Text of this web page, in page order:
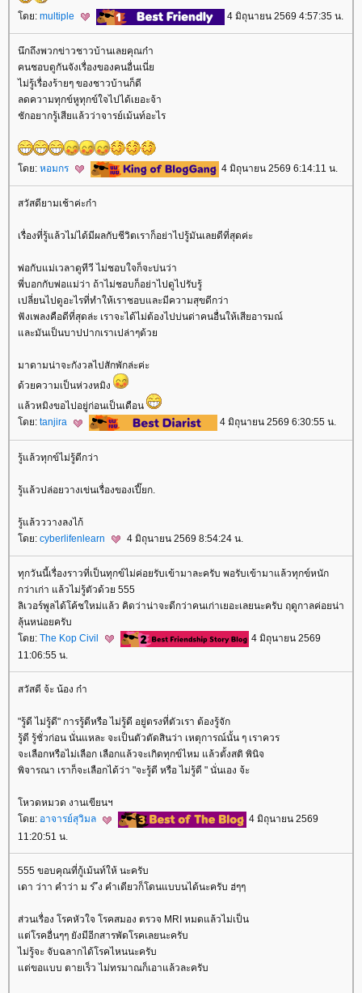
ดย: multiple 4 มิถุนายน 2569 4:57:35 น.
นึกถึงพวกข่าวชาวบ้านเลยคุณก๋า
คนชอบดูกันจังเรื่องของคนอื่นเนี่
ไม่รู้เรื่องร้ายๆ ของชาวบ้านก็ดี
ลดความทุกข์หูทุกข์ใจไปได้เยอะจ้า
ชักอยากรู้เสียแล้วว่าจารย์เม้นท์อะไร
ดย: หอมกร 4 มิถุนายน 2569 6:14:11 น.
สวัสดียามเช้าค่ะก๋า
เรื่องที่รู้แล้วไม่ได้มีผลกับชีวิตเราก็อย่าไปรู้มันเลยดีที่สุดค่ะ
พ่อกับแม่เวลาดูทีวี ไม่ชอบใจก็จะบ่นว่า
พี่บอกกับพ่อแม่ว่า ถ้าไม่ชอบก็อย่าไปดูไปรับรู้
เปลี่ยนไปดูอะไรที่ทำให้เราชอบและมีความสุขดีกว่า
ฟังเพลงคือดีที่สุดล่ะ เราจะได้ไม่ต้องไปบ่นด่าคนอื่นให้เสียอารมณ์
ละมันเป็นบาปปากเราเปล่าๆด้ว
มาดามน่าจะกังวลไปสักพักล่ะค่ะ
ด้วยความเป็นห่วงหมิง
ล้วหมิงขอไปอยู่ก่อนเป็นเดือน
ดย: tanjira 4 มิถุนายน 2569 6:30:55 น.
รู้แล้วทุกข์ไม่รู้ดีกว่า
รู้แล้วปล่อยวางเข่นเรื่องของเปี๊ยก.
รู้แล้วววางลงไก้
ดย: cyberlifenlearn 4 มิถุนายน 2569 8:54:24 น.
ทุกวันนี้เรื่องราวที่เป็นทุกข์ไม่ค่อยรับเข้ามาละครับ พอรับเข้ามาแล้วทุกข์หนัก
กว่าเก่า แล้วไม่รู้ตัวด้วย 555
ลิเวอร์พูลได้โค้ชใหม่แล้ว คิดว่าน่าจะดีกว่าคนเก่าเยอะเลยนะครับ ฤดูกาลค่อยน่า
ลุ้นหน่อยครับ
ดย: The Kop Civil
4 มิถุนายน 2569
11:06:55 น.
สวัสดี จ้ะ น้อง ก๋า
"รู้ดี ไม่รู้ดี" การรู้ดีหรือ ไม่รู้ดี อยู่ตรงที่ตัวเรา ต้องรู้จัก
รู้ดี รู้ชั่วก่อน นั่นแหละ จะเป็นตัวตัดสินว่า เหตุการณ์นั้น ๆ เราควร
จะเลือกหรือไม่เลือก เลือกแล้วจะเกิดทุกข์ไหม แล้วตั้งสติ พินิจ
พิจารณา เราก็จะเลือกได้ว่า "จะรู้ดี หรือ ไม่รู้ดี " นั่นเอง จ้ะ
หวดหมวด งานเขียนฯ
ดย: อาจารย์สุวิมล
4 มิถุนายน 2569
11:20:51 น.
555 ขอบคุณที่กู้เม้นท์ให้ นะครับ
เดา ว่าา คำว่า ม ร ึง คำเดียวก็โดนแบบนได้นะครับ ฮ่ๆๆ
ส่วนเรื่อง โรคหัวใจ โรคสมอง ตรวจ MRI หมดแล้วไม่เป็น
ต่โรคอื่นๆๆ ยังมีอีกสารพัดโรคเลยนะครับ
ไม่รู้จะ จับฉลากได้โรคไหนนะครับ
ต่ขอแบบ ตายเร็ว ไม่ทรมาณก็เอาแล้วละครับ